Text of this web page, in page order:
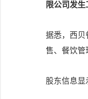
限公司发
据悉，西贝
售、餐饮管
股东信息显